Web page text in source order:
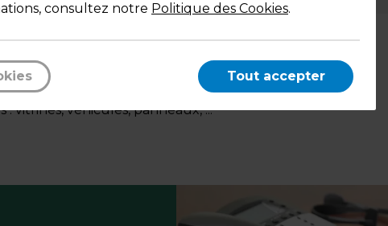
individuelle "Pickup Mono Nobel".
adaptée à vos besoins de marquages
: vitrines, véhicules, panneaux, ...
consultez notre Politique des Cookies.
Tout accepter